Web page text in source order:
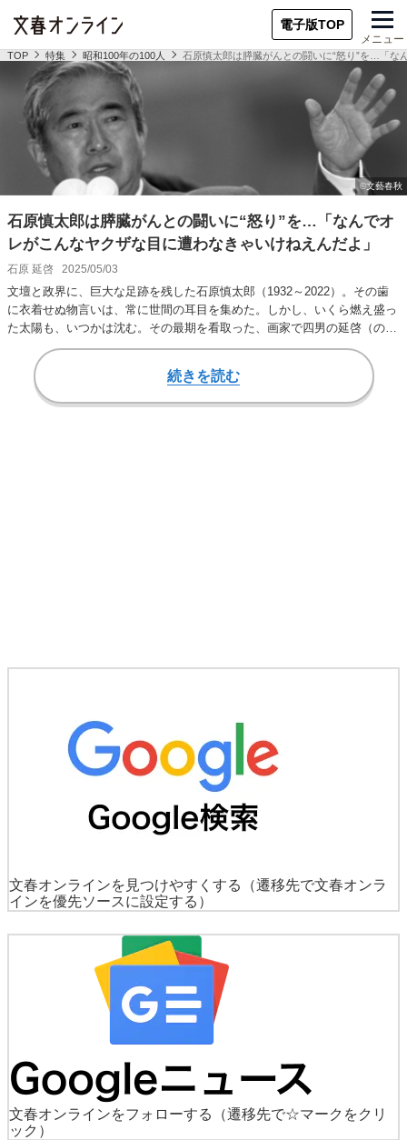
電子版TOP
メニュー
TOP 特集 昭和100年の100人 石原慎太郎は膵臓がんとの闘いに“怒り”を…「な
石原慎太郎は膵臓がんとの闘いに“怒り”を…「なんでオ
レがこんなヤクザな目に遭わなきゃいけねえんだよ」
石原 延啓 2025/05/03
文壇と政界に、巨大な足跡を残した石原慎太郎（1932～2022）。その歯
に衣着せぬ物言いは、常に世間の耳目を集めた。しかし、いくら燃え盛っ
た太陽も、いつかは沈む。その最期を看取った、画家で四男の延啓（のぶ
ひろ）氏が…
続きを読む
文春オンラインを見つけやすくする
（遷移先で文春オンラ
インを優先ソースに設定する）
文春オンラインをフォローする
（遷移先で☆マークをクリ
ック）